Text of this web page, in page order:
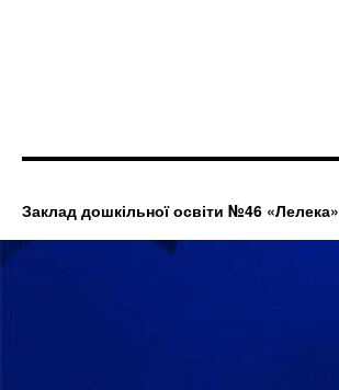
Заклад дошкільної освіти №46 «Лелека»